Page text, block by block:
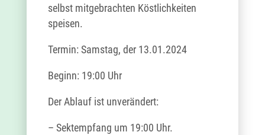
selbst mitgebrachten Köstlichkeiten
speisen.
Termin: Samstag, der 13.01.2024
Beginn: 19:00 Uhr
Der Ablauf ist unverändert:
– Sektempfang um 19:00 Uhr.